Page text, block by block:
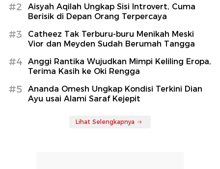
#2
Aisyah Aqilah Ungkap Sisi Introvert, Cuma
Berisik di Depan Orang Terpercaya
#3
Catheez Tak Terburu-buru Menikah Meski
Vior dan Meyden Sudah Berumah Tangga
#4
Anggi Rantika Wujudkan Mimpi Keliling Eropa,
Terima Kasih ke Oki Rengga
#5
Ananda Omesh Ungkap Kondisi Terkini Dian
Ayu usai Alami Saraf Kejepit
Lihat Selengkapnya